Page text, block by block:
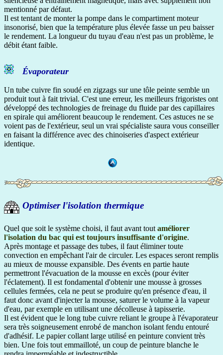
mentionné par défaut.
Il est tentant de monter la pompe dans le compartiment moteur
insonorisé, bien que la température plus élevée fasse un peu baisser
le rendement. La longueur du tuyau d'eau n'est pas un problème, le
débit étant faible.
Évaporateur
Un tube cuivre fin soudé en zigzags sur une tôle peinte semble un
produit tout à fait trivial. C'est une erreur, les meilleurs frigoristes ont
développé des technologies de freinage du fluide par des capillaires
en spirale qui améliorent beaucoup le rendement. Ces astuces ne se
voient pas de l'extérieur, seul un vrai spécialiste saura vous conseiller
en faisant la différence avec des chinoiseries d'aspect extérieur
identique.
Optimiser l'isolation thermique
Quel que soit le système choisi, il faut avant tout améliorer
l'isolation du bac qui est toujours insuffisante d'origine.
Après montage et passage des tubes, il faut éliminer toute
convection en empêchant l'air de circuler. Les espaces seront remplis
au mieux de mousse expansible. Des évents en partie haute
permettront l'évacuation de la mousse en excès (pour éviter
l'éclatement). Il est fondamental d'obtenir une mousse à grosses
cellules fermées, cela ne peut se produire qu'en présence d'eau, il
faut donc avant d'injecter la mousse, saturer le volume à la vapeur
d'eau, par exemple en utilisant une décolleuse à tapisserie.
Il est évident que le long tube cuivre reliant le groupe à l'évaporateur
sera très soigneusement enrobé de manchon isolant fendu entouré
d'adhésif. Le papier collant large utilisé en peinture convient très
bien. Une fois tout emmailloté, un coup de peinture blanche le